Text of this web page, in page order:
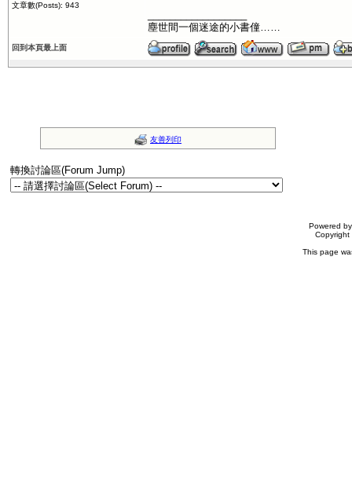
文章數(Posts): 943
塵世間一個迷途的小書僮……
回到本頁最上面
友善列印
轉換討論區(Forum Jump)
Powered
This page